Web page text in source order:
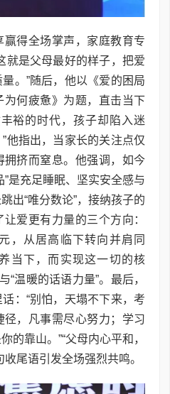
赢得全场掌声，家庭教育专
就是父母最好的样子，把爱
。”随后，他以《爱的困局
何疲惫》为题，直击当下
裕的时代，孩子却陷入迷
他指出，当家长的关注点仅
挤而窒息。他强调，如今
是充足睡眠、坚实安全感与
出“唯分数论”，接纳孩子的
爱更有力量的三个方向：
，从居高临下转向并肩同
当下，而实现这一切的核
“温暖的话语力量”。最后，
：“别怕，天塌不下来，考
，凡事需尽心努力；学习
的靠山。”“父母内心平和，
尾语引发全场强烈共鸣。